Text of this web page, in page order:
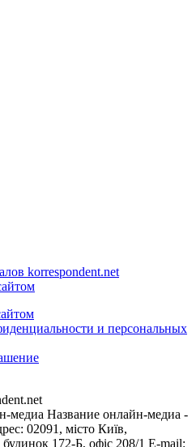
korrespondent.net
и персональных
медиа Название онлайн-медиа -
02091, місто Київ,
172-Б, офіс 208/1 E-mail: